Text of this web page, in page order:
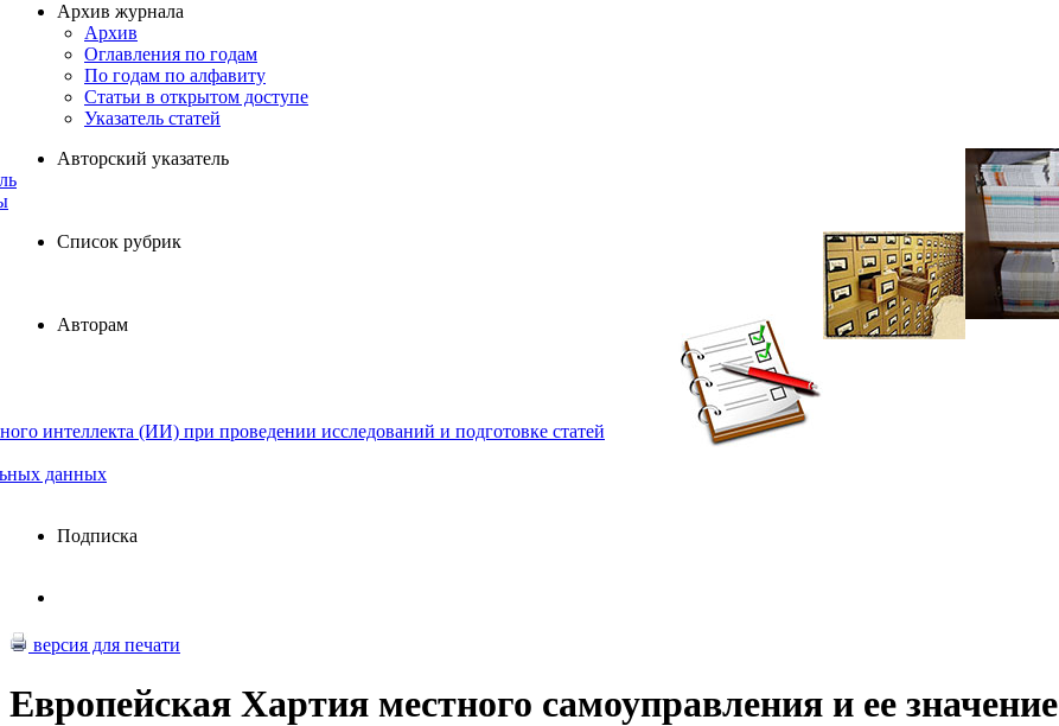
Архив журнала
Архив
Оглавления по годам
По годам по алфавиту
Статьи в открытом доступе
Указатель статей
Авторский указатель
Список рубрик
Авторам
интеллекта (ИИ) при проведении исследований и подготовке статей
данных
Подписка
версия для печати
Европейская Хартия местного самоуправления и ее значение